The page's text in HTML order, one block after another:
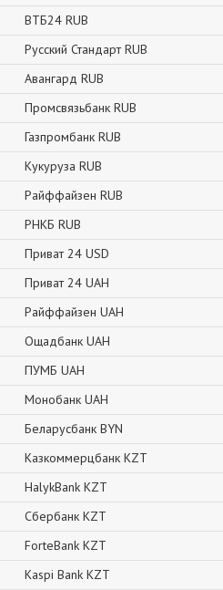
ВТБ24 RUB
Русский Стандарт RUB
Авангард RUB
Промсвязьбанк RUB
Газпромбанк RUB
Кукуруза RUB
Райффайзен RUB
РНКБ RUB
Приват 24 USD
Приват 24 UAH
Райффайзен UAH
Ощадбанк UAH
ПУМБ UAH
Монобанк UAH
Беларусбанк BYN
Казкоммерцбанк KZT
HalykBank KZT
Сбербанк KZT
ForteBank KZT
Kaspi Bank KZT